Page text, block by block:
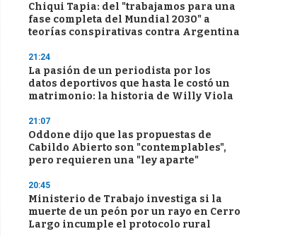
Chiqui Tapia: del "trabajamos para una
fase completa del Mundial 2030" a
teorías conspirativas contra Argentina
21:24
La pasión de un periodista por los
datos deportivos que hasta le costó un
matrimonio: la historia de Willy Viola
21:07
Oddone dijo que las propuestas de
Cabildo Abierto son "contemplables",
pero requieren una "ley aparte"
20:45
Ministerio de Trabajo investiga si la
muerte de un peón por un rayo en Cerro
Largo incumple el protocolo rural